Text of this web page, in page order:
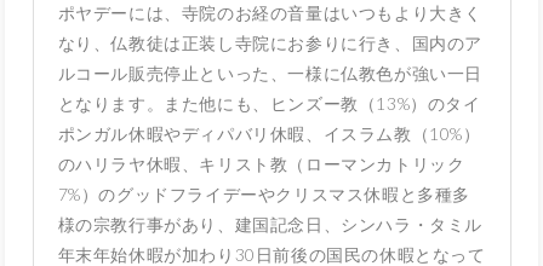
ポヤデーには、寺院のお経の音量はいつもより大きく
なり、仏教徒は正装し寺院にお参りに行き、国内のア
ルコール販売停止といった、一様に仏教色が強い一日
となります。また他にも、ヒンズー教（13%）のタイ
ポンガル休暇やディパバリ休暇、イスラム教（10%）
のハリラヤ休暇、キリスト教（ローマンカトリック
7%）のグッドフライデーやクリスマス休暇と多種多
様の宗教行事があり、建国記念日、シンハラ・タミル
年末年始休暇が加わり30日前後の国民の休暇となって